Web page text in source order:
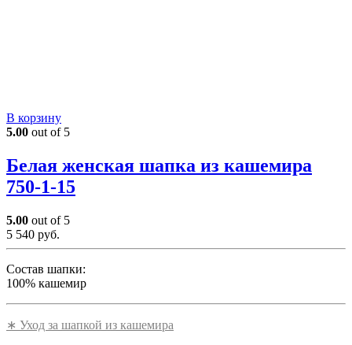
В корзину
5.00 out of 5
Белая женская шапка из кашемира
750-1-15
5.00 out of 5
5 540 руб.
Состав шапки:
100% кашемир
∗ Уход за шапкой из кашемира